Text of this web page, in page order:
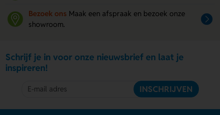
Bezoek ons Maak een afspraak en bezoek onze
showroom.
Schrijf je in voor onze nieuwsbrief en laat je
inspireren!
INSCHRIJVEN